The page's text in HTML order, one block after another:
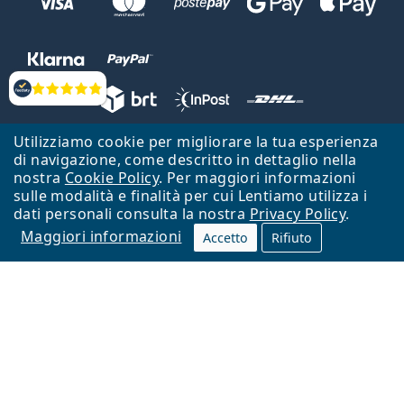
Utilizziamo cookie per migliorare la tua esperienza
di navigazione, come descritto in dettaglio nella
nostra Cookie Policy. Per maggiori informazioni
sulle modalità e finalità per cui Lentiamo utilizza i
dati personali consulta la nostra Privacy Policy.
Maggiori informazioni
Accetto Rifiuto
Valutazione
Lentiamo s.r.o., Vídeňská 12, 37833 Nová Bystřice, Repubblica Ceca.
Partita IVA: CZ26104784
Torna alla Home Page
Vai all'inizio
Il sito Lentiamo.it è proprietà di Lentiamo s.r.o., che ne detiene la
Online - per te - da 18 anni!